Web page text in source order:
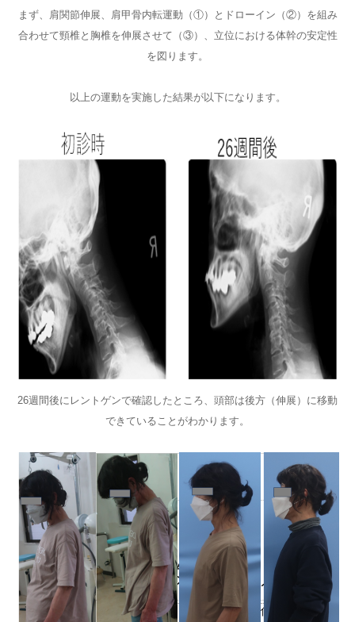
まず、肩関節伸展、肩甲骨内転運動（①）とドローイン（②）を組み
合わせて頸椎と胸椎を伸展させて（③）、立位における体幹の安定性
を図ります。
以上の運動を実施した結果が以下になります。
26週間後にレントゲンで確認したところ、頭部は後方（伸展）に移動
できていることがわかります。